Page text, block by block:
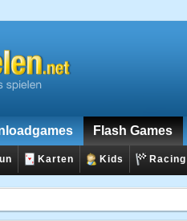
Flash Games
Karten Kids Racing